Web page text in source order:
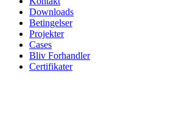
Downloads
Betingelser
Projekter
Cases
Bliv Forhandler
Certifikater